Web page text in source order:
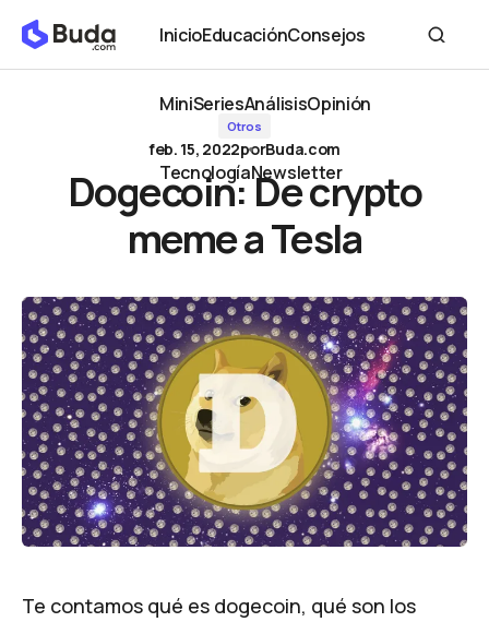
Inicio
Inicio
Educación
Educación
Consejos
Consejos
MiniSeries
MiniSeries
Análisis
Análisis
Opinión
Tecnología
Tecnología
Newsletter
Newsletter
Dogecoin: De crypto meme a Tesla
Otros
feb. 15, 2022porBuda.com
Dogecoin: De crypto
meme a Tesla
Te contamos qué es dogecoin, qué son los